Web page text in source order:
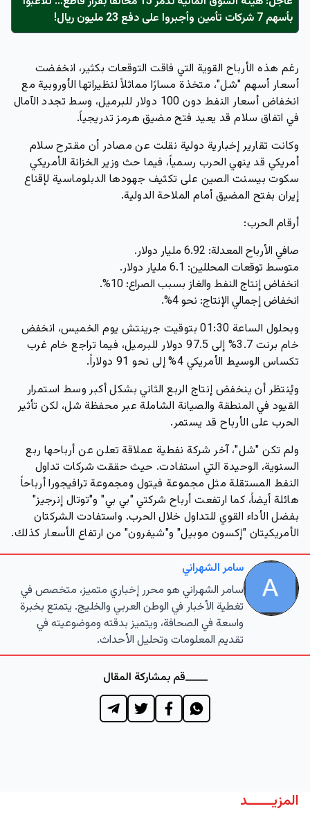
بأسهم 7 شركات تأمين وأجبروا على دفع 23 مليون ريال!
رغم هذه الأرباح القوية التي فاقت التوقعات بكثير، انخفضت
أسعار أسهم "شل"، متخذة مسارًا مماثلاً لنظيراتها الأوروبية مع
انخفاض أسعار النفط دون 100 دولار للبرميل، وسط تجدد الآمال
في اتفاق سلام قد يعيد فتح مضيق هرمز تدريجياً.
وكانت تقارير إخبارية دولية نقلت عن مصادر أن مقترح سلام
أمريكي قد ينهي الحرب رسمياً، فيما حث وزير الخزانة الأمريكي
سكوت بيسنت الصين على تكثيف جهودها الدبلوماسية لإقناع
إيران بفتح المضيق أمام الملاحة الدولية.
أرقام الحرب:
صافي الأرباح المعدلة: 6.92 مليار دولار
.
متوسط توقعات المحللين: 6.1 مليار دولار
.
انخفاض إنتاج النفط والغاز بسبب الصراع: 10%
.
انخفاض إجمالي الإنتاج: نحو4%
.
وبحلول الساعة 01:30 بتوقيت جرينتش يوم الخميس، انخفض
خام برنت 3.7% إلى 97.5 دولار للبرميل، فيما تراجع خام غرب
تكساس الوسيط الأمريكي 4% إلى نحو 91 دولاراً.
ويُنتظر أن ينخفض إنتاج الربع الثاني بشكل أكبر وسط استمرار
القيود في المنطقة والصيانة الشاملة عبر محفظة شل، لكن تأثير
الحرب على الأرباح قد يستمر.
ولم تكن "شل"، آخر شركة نفطية عملاقة تعلن عن أرباحها ربع
السنوية، الوحيدة التي استفادت. حيث حققت شركات تداول
النفط المستقلة مثل مجموعة فيتول ومجموعة ترافيجورا أرباحاً
هائلة أيضاً، كما ارتفعت أرباح شركتي "بي بي" و"توتال إنرجيز"
بفضل الأداء القوي للتداول خلال الحرب. واستفادت الشركتان
الأمريكيتان "إكسون موبيل" و"شيفرون" من ارتفاع الأسعار كذلك.
سامر الشهراني
سامر الشهراني هو محرر إخباري متميز، متخصص في
تغطية الأخبار في الوطن العربي والخليج. يتمتع بخبرة
واسعة في الصحافة، ويتميز بدقته وموضوعيته في
تقديم المعلومات وتحليل الأحداث.
قم بمشاركة المقال
المزيــــــد